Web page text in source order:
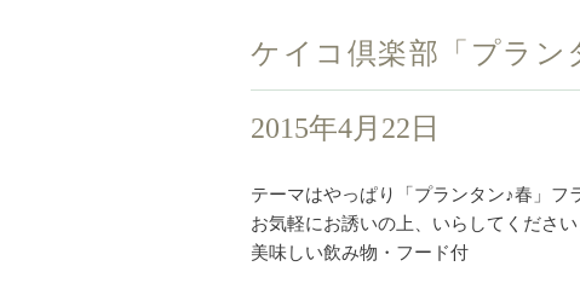
ケイコ倶楽部「プラン
2015年4月22日
テーマはやっぱり「プランタン♪春」フ
お気軽にお誘いの上、いらしてください
美味しい飲み物・フード付